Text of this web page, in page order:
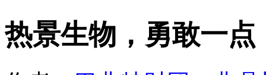
热景生物，勇敢一